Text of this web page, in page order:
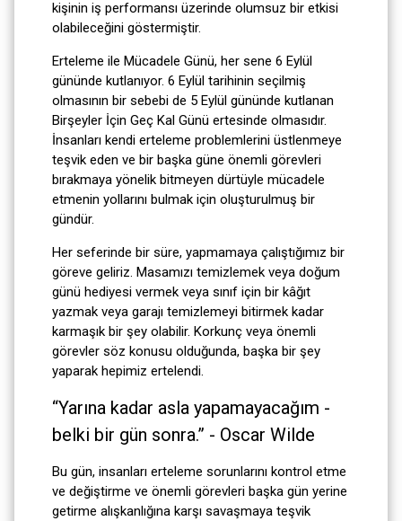
kişinin iş performansı üzerinde olumsuz bir etkisi
olabileceğini göstermiştir.
Erteleme ile Mücadele Günü, her sene 6 Eylül
gününde kutlanıyor. 6 Eylül tarihinin seçilmiş
olmasının bir sebebi de 5 Eylül gününde kutlanan
Birşeyler İçin Geç Kal Günü ertesinde olmasıdır.
İnsanları kendi erteleme problemlerini üstlenmeye
teşvik eden ve bir başka güne önemli görevleri
bırakmaya yönelik bitmeyen dürtüyle mücadele
etmenin yollarını bulmak için oluşturulmuş bir
gündür.
Her seferinde bir süre, yapmamaya çalıştığımız bir
göreve geliriz. Masamızı temizlemek veya doğum
günü hediyesi vermek veya sınıf için bir kâğıt
yazmak veya garajı temizlemeyi bitirmek kadar
karmaşık bir şey olabilir. Korkunç veya önemli
görevler söz konusu olduğunda, başka bir şey
yaparak hepimiz ertelendi.
“Yarına kadar asla yapamayacağım -
belki bir gün sonra.” - Oscar Wilde
Bu gün, insanları erteleme sorunlarını kontrol etme
ve değiştirme ve önemli görevleri başka gün yerine
getirme alışkanlığına karşı savaşmaya teşvik